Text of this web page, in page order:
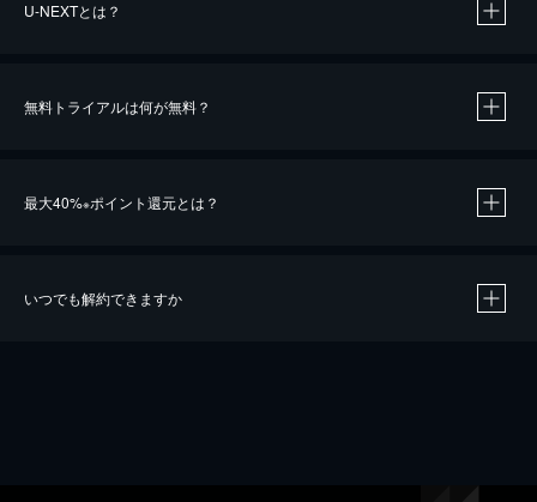
U-NEXTとは？
無料トライアルは何が無料？
最大40%※ポイント還元とは？
いつでも解約できますか